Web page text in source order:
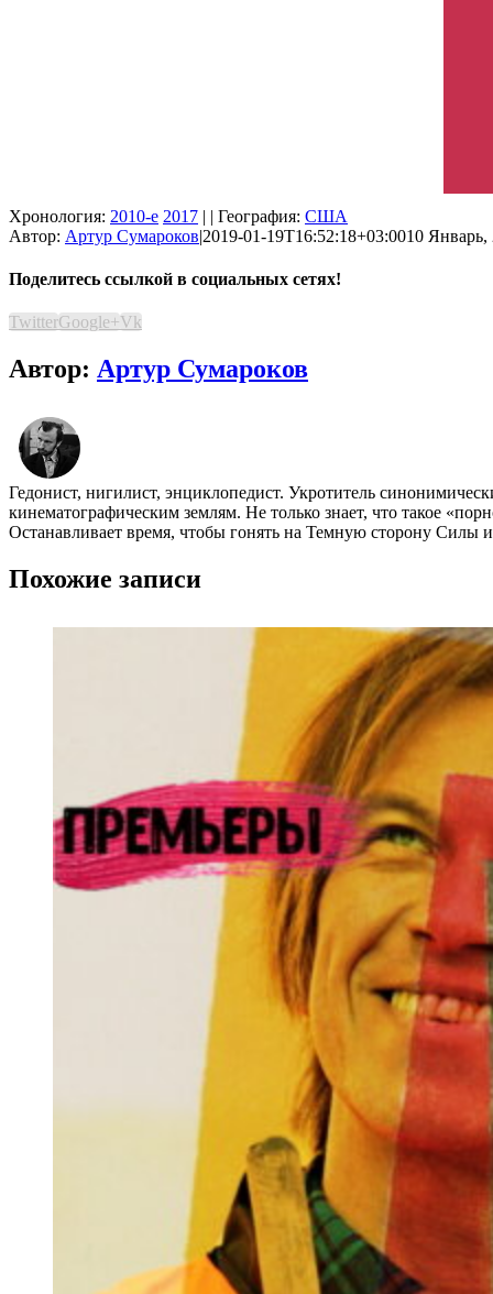
Хронология: 2010-е 2017 | | География: США
Автор: Артур Сумароков|2019-01-19T16:52:18+03:0010 Январь,
Поделитесь ссылкой в социальных сетях!
TwitterGoogle+Vk
Автор: Артур Сумароков
Гедонист, нигилист, энциклопедист. Укротитель
кинематографическим землям. Не только знает, что такое
Останавливает время, чтобы гонять на Темную сторону Силы
Похожие записи